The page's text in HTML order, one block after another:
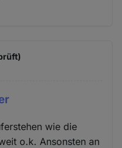
wie die
o.k. Ansonsten an